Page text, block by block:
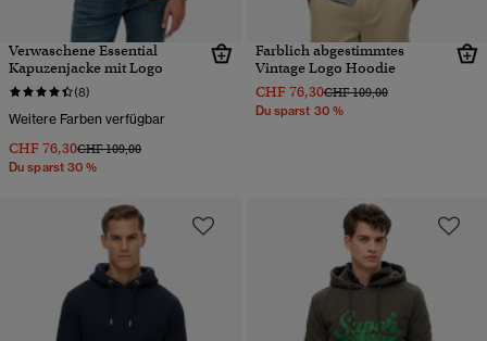
Verwaschene Essential
Kapuzenjacke mit Logo
(8)
Weitere Farben verfügbar
CHF 76,30Preis wurde reduziert von
CHF 109,00bis
Du sparst 30 %
Farblich abgestimmtes
Vintage Logo Hoodie
CHF 76,30Preis wurde reduziert von
CHF 109,00bis
Du sparst 30 %